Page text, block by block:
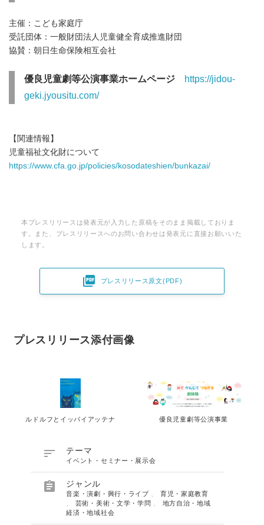
主催：こども家庭庁
受託団体：一般財団法人児童健全育成推進財団
協賛：朝日生命保険相互会社
優良児童劇等公演事業ホームページ
https://jidou-
geki.jyousitu.com/
【関連情報】
児童福祉文化財について
https://www.cfa.go.jp/policies/kosodateshien/bunkazai/
本プレスリリースは発表元が入力した原稿をそのまま掲載しておりま
す。また、プレスリリースへのお問い合わせは発表元に直接お願いいた
します。
 プレスリリース原文(PDF)
プレスリリース添付画像
ルドルフとイッパイアッテナ 優良児童劇等公演事業
 テーマ
イベント・セミナー・展示会
 ジャンル
音楽・演劇・興行・ライブ
育児・家庭教育
芸術・美術・文学・学問
地方自治・地域
経済・地域社会